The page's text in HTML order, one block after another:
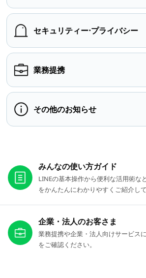
セキュリティー⋅プライバシー
業務提携
その他のお知らせ
みんなの使い方ガイド
LINEの基本操作から便利な活用術な
をかんたんにわかりやすくご紹介して
企業・法人のお客さま
業務提携や企業・法人向けサービス
をご確認ください。